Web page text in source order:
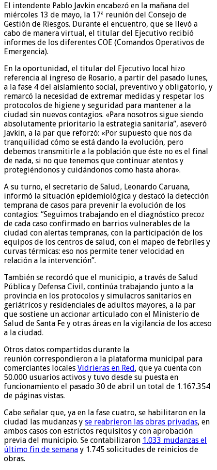
El intendente Pablo Javkin encabezó en la mañana del
miércoles 13 de mayo, la 17ª reunión del Consejo de
Gestión de Riesgos. Durante el encuentro, que se llevó a
cabo de manera virtual, el titular del Ejecutivo recibió
informes de los diferentes COE (Comandos Operativos de
Emergencia).
En la oportunidad, el titular del Ejecutivo local hizo
referencia al ingreso de Rosario, a partir del pasado lunes,
a la fase 4 del aislamiento social, preventivo y obligatorio, y
remarcó la necesidad de extremar medidas y respetar los
protocolos de higiene y seguridad para mantener a la
ciudad sin nuevos contagios. «Para nosotros sigue siendo
absolutamente prioritario la estrategia sanitaria”, aseveró
Javkin, a la par que reforzó: «Por supuesto que nos da
tranquilidad cómo se está dando la evolución, pero
debemos transmitirle a la población que éste no es el final
de nada, si no que tenemos que continuar atentos y
protegiéndonos y cuidándonos como hasta ahora».
A su turno, el secretario de Salud, Leonardo Caruana,
informó la situación epidemiológica y destacó la detección
temprana de casos para prevenir la evolución de los
contagios: “Seguimos trabajando en el diagnóstico precoz
de cada caso confirmado en barrios vulnerables de la
ciudad con alertas tempranas, con la participación de los
equipos de los centros de salud, con el mapeo de febriles y
curvas térmicas: eso nos permite tener velocidad en
relación a la intervención”.
También se recordó que el municipio, a través de Salud
Pública y Defensa Civil, continúa trabajando junto a la
provincia en los protocolos y simulacros sanitarios en
geriátricos y residenciales de adultos mayores, a la par
que sostiene un accionar articulado con el Ministerio de
Salud de Santa Fe y otras áreas en la vigilancia de los acceso
a la ciudad.
Otros datos compartidos durante la
reunión correspondieron a la plataforma municipal para
comerciantes locales Vidrieras en Red, que ya cuenta con
50.000 usuarios activos y tuvo desde su puesta en
funcionamiento el pasado 30 de abril un total de 1.167.354
de páginas vistas.
Cabe señalar que, ya en la fase cuatro, se habilitaron en la
ciudad las mudanzas y se reabrieron las obras privadas, en
ambos casos con estrictos requisitos y con aprobación
previa del municipio. Se contabilizaron 1.033 mudanzas el
último fin de semana y 1.745 solicitudes de reinicios de
obras.